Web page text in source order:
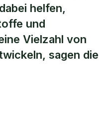
helfen,
und
Vielzahl von
sagen die